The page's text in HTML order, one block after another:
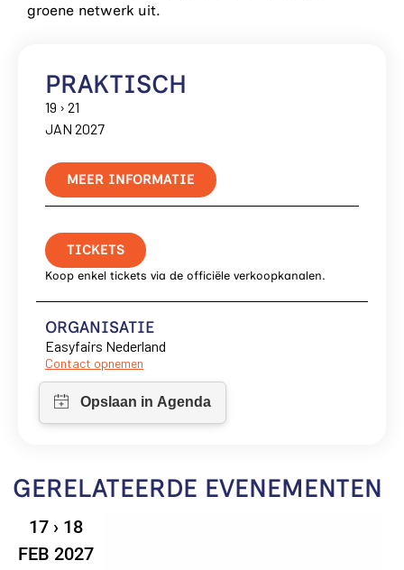
groene netwerk uit.
PRAKTISCH
19 › 21
JAN 2027
MEER INFORMATIE
TICKETS
Koop enkel tickets via de officiële verkoopkanalen.
ORGANISATIE
Easyfairs Nederland
Contact opnemen
GERELATEERDE EVENEMENTEN
17 › 18
FEB 2027